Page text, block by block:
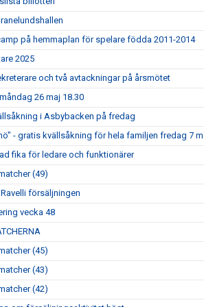
på hemmaplan för spelare födda 2011-2014
2025
och två avtackningar på årsmötet
26 maj 18.30
i Asbybacken på fredag
- gratis kvällsåkning för hela familjen fredag 7
fika för ledare och funktionärer
(49)
försäljningen
vecka 48
(45)
(43)
(42)